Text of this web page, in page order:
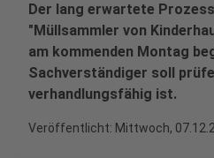
Der lang erwartete
"Müllsammler von
am kommenden Montag
Sachverständiger soll
verhandlungsfähig ist.
Veröffentlicht: Mittwoch,